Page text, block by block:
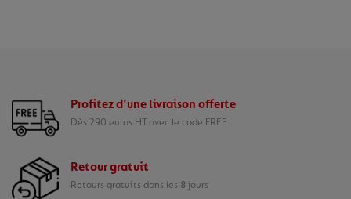
Profitez d'une livraison offerte
Dès 290 euros HT avec le code FREE
Retour gratuit
Retours gratuits dans les 8 jours